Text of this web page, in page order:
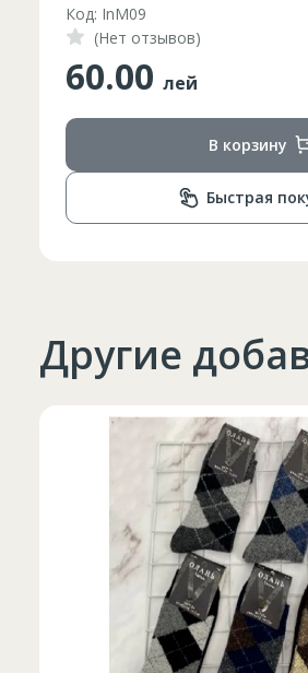
Код: InM09
(Нет отзывов)
60.00 лей
В корзину
Быстрая
Другие